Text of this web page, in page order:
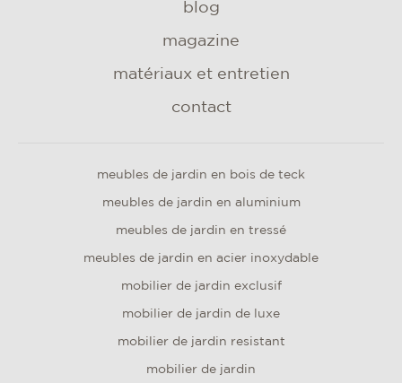
blog
magazine
matériaux et entretien
contact
meubles de jardin en bois de teck
meubles de jardin en aluminium
meubles de jardin en tressé
meubles de jardin en acier inoxydable
mobilier de jardin exclusif
mobilier de jardin de luxe
mobilier de jardin resistant
mobilier de jardin